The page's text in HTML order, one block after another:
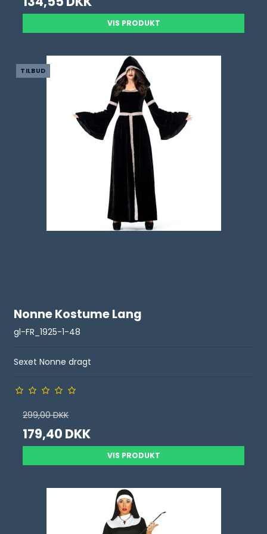
VIS PRODUKT
TILBUD
Nonne Kostume Lang
gl-FR_1925-1-48
Sexet Nonne dragt
299,00 DKK
179,40 DKK
VIS PRODUKT